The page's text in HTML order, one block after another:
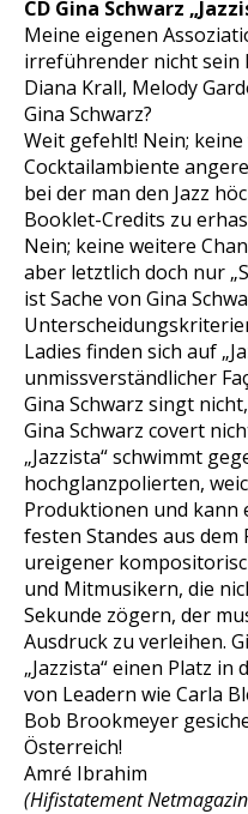
CD Gina Schwarz
Meine eigenen
irreführender nicht sein
Diana Krall, Melody
Gina Schwarz?
Weit gefehlt! Nein;
Cocktailambiente
bei der man den Jazz
Booklet-Credits zu
Nein; keine weitere
aber letztlich doch nur
ist Sache von Gina
Ladies finden sich auf
unmissverständlicher
Gina Schwarz singt
Gina Schwarz covert
„Jazzista“ schwimmt
hochglanzpolierten,
Produktionen und kann
festen Standes aus
ureigener
und Mitmusikern, die
Sekunde zögern, der
Ausdruck zu verleihen.
„Jazzista“ einen Platz
von Leadern wie Carla
Bob Brookmeyer
Österreich!
Amré Ibrahim
(Hifistatement